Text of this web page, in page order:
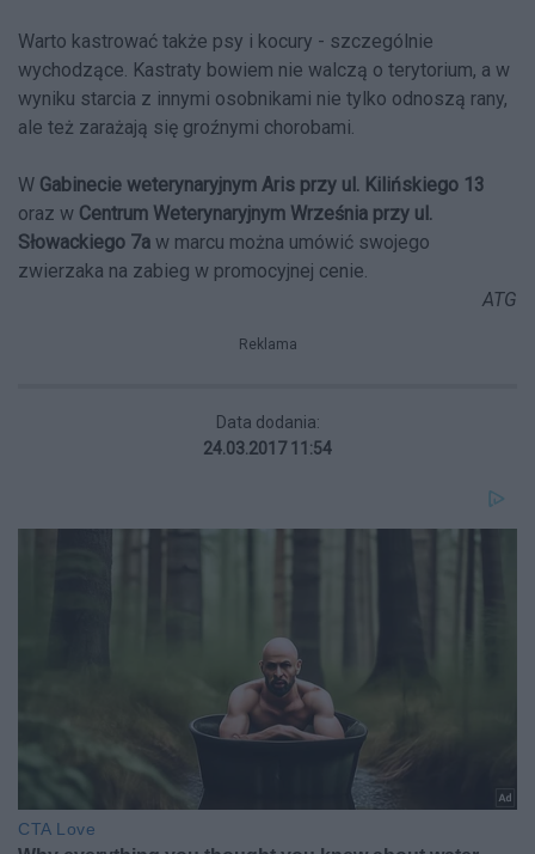
Warto kastrować także psy i kocury - szczególnie
wychodzące. Kastraty bowiem nie walczą o terytorium, a w
wyniku starcia z innymi osobnikami nie tylko odnoszą rany,
ale też zarażają się groźnymi chorobami.
W Gabinecie weterynaryjnym Aris przy ul. Kilińskiego 13
oraz w Centrum Weterynaryjnym Września przy ul.
Słowackiego 7a w marcu można umówić swojego
zwierzaka na zabieg w promocyjnej cenie.
ATG
Reklama
Data dodania:
24.03.2017 11:54